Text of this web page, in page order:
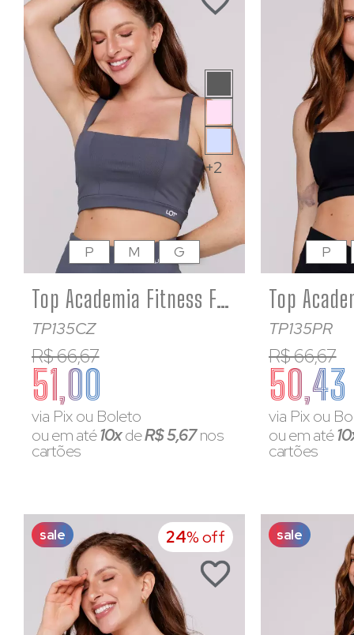
+2
Top Academia Fitness Feminino Poliamida Cinza Decote Quadrado
TP135CZ
R$ 66,67
51,00
via Pix ou Boleto
ou em até10xdeR$ 5,67nos
cartões
P M G
TP135PR
R$ 66,67
50,43
via Pix ou
ou em até
cartões
P
sale 24% off sale